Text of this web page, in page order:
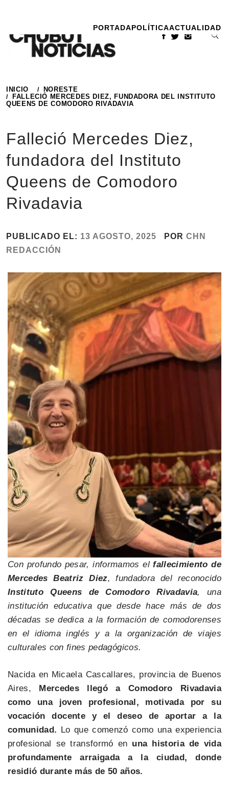
contenido
PORTADAPOLÍTICAACTUALIDAD
INICIO
NORESTE
FALLECIÓ MERCEDES DIEZ, FUNDADORA DEL INSTITUTO
QUEENS DE COMODORO RIVADAVIA
Falleció Mercedes Diez,
fundadora del Instituto
Queens de Comodoro
Rivadavia
PUBLICADO EL: 13 AGOSTO, 2025 POR CHN
REDACCIÓN
Con profundo pesar, informamos elfallecimiento de
Mercedes Beatriz Diez, fundadora del reconocido
Instituto Queens de Comodoro Rivadavia, una
institución educativa que desde hace más de dos
décadas se dedica a la formación de comodorenses
en el idioma inglés y a la organización de viajes
culturales con fines pedagógicos.
Nacida en Micaela Cascallares, provincia de Buenos
Aires, Mercedes llegó a Comodoro Rivadavia
como una joven profesional, motivada por su
vocación docente y el deseo de aportar a la
comunidad. Lo que comenzó como una experiencia
profesional se transformó en una historia de vida
profundamente arraigada a la ciudad, donde
residió durante más de 50 años.